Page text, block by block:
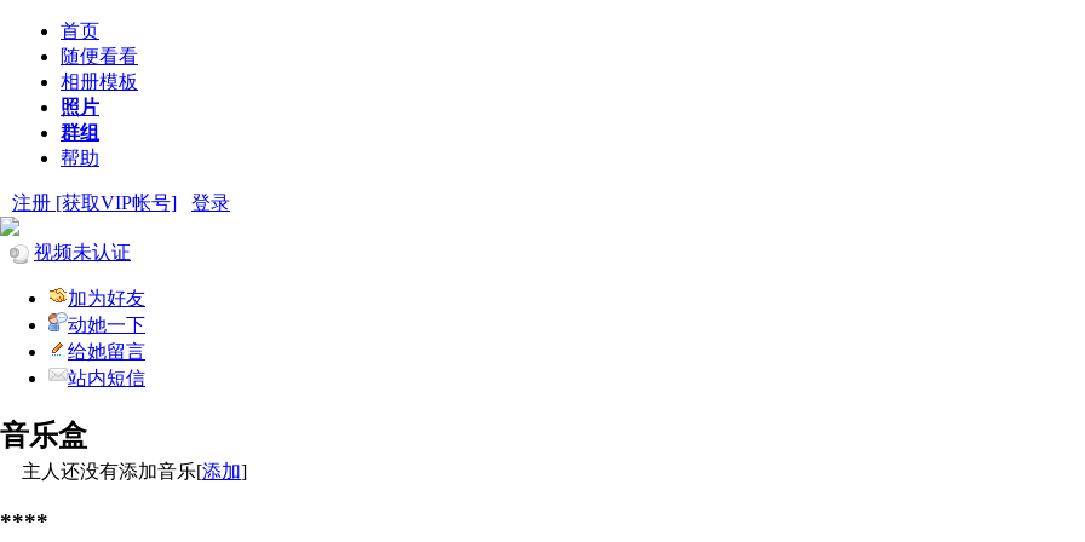
首页
随便看看
相册模板
照片
群组
帮助
注册 [获取VIP帐号] 登录
视频未认证
加为好友
动她一下
给她留言
站内短信
音乐盒
主人还没有添加音乐[添加]
****